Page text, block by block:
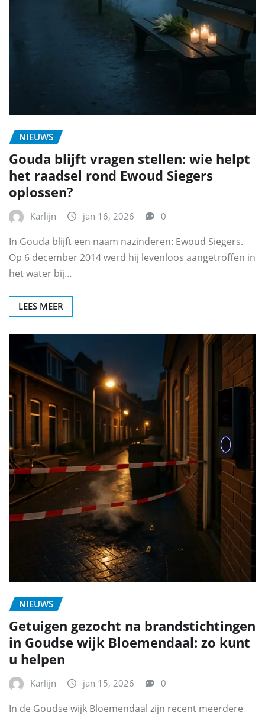
NIEUWS
Gouda blijft vragen stellen: wie helpt
het raadsel rond Ewoud Siegers
oplossen?
Karlijn jan 16, 2026 0
In Gouda blijft een naam nazinderen: Ewoud Siegers.
Op 6 december 2014 werd hij levenloos aangetroffen in
het water bij…
LEES MEER
NIEUWS
Getuigen gezocht na brandstichtingen
in Goudse wijk Bloemendaal: zo kunt
u helpen
Karlijn jan 15, 2026 0
In de Goudse wijk Bloemendaal zijn recent meerdere